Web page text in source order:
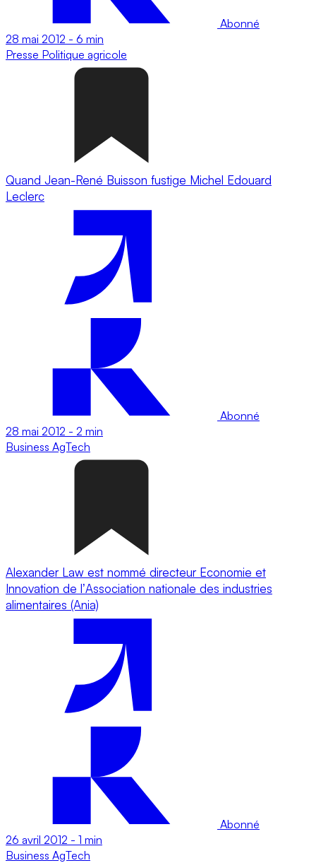
Abonné
28 mai 2012 - 6 min
Presse Politique agricole
Quand Jean-René Buisson fustige Michel Edouard
Leclerc
Abonné
28 mai 2012 - 2 min
Business AgTech
Alexander Law est nommé directeur Economie et
Innovation de lʼAssociation nationale des industries
alimentaires (Ania)
Abonné
26 avril 2012 - 1 min
Business AgTech